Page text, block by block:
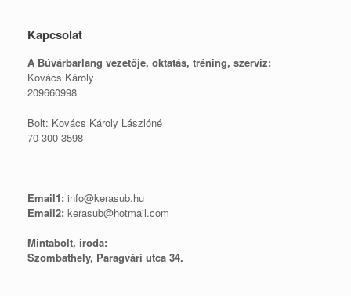
Kapcsolat
A Búvárbarlang vezetője, oktatás, tréning, szerviz:
Kovács Károly
209660998
Bolt: Kovács Károly Lászlóné
70 300 3598
Email1: info@kerasub.hu
Email2: kerasub@hotmail.com
Mintabolt, iroda:
Szombathely, Paragvári utca 34.